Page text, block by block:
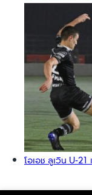
โอเอช ลูเวิน U-